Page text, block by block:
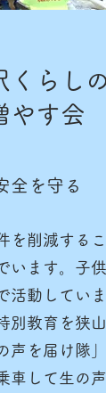
くらし
やす会
全を守る
を削減する
います。子
活動していま
別教育を狭
声を届け隊
車して生の